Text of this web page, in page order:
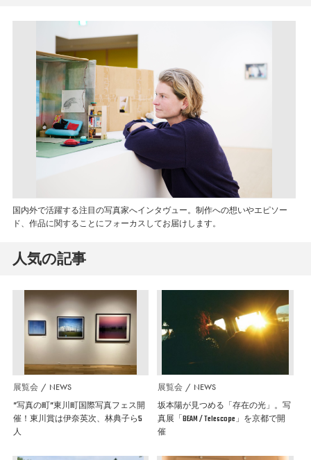
国内外で活躍する注目の写真家へインタヴュー。制作への想いやエピソー
ド、作品に関することにフォーカスしてお届けします。
人気の記事
展覧会 NEWS
”写真の町”東川町国際写真フェス開
催！東川賞は伊奈英次、林典子ら5
人
展覧会 NEWS
坂本陽が見つめる「存在の光」。写
真展「BEAM / Telescope」を京都で開
催